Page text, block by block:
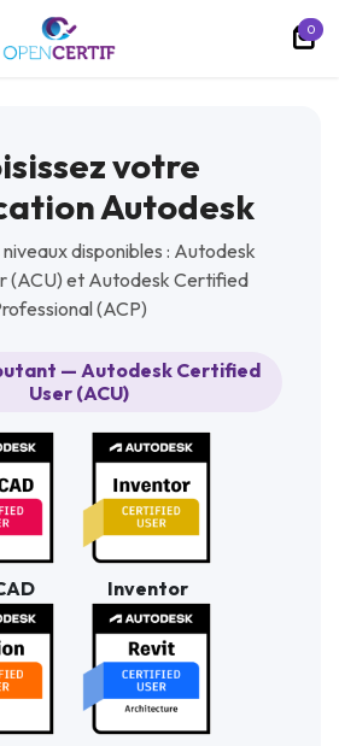
0
votre
Autodesk
disponibles : Autodesk
(ACU) et Autodesk Certified
(ACP)
— Autodesk Certified
User (ACU)
Inventor